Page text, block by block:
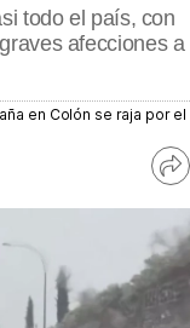
todo el país, con
afecciones a
en Colón se raja por el